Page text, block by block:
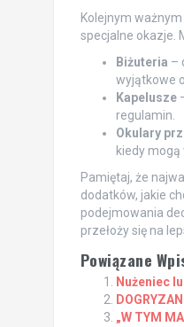
Kolejnym
specjalne okazje.
Biżuteria –
wyjątkowe
Kapelusze
regulamin.
Okulary
kiedy
Pamiętaj, że
dodatków, jakie
podejmowania
przełoży się na
Powiązane
Nużeniec
„W TYM